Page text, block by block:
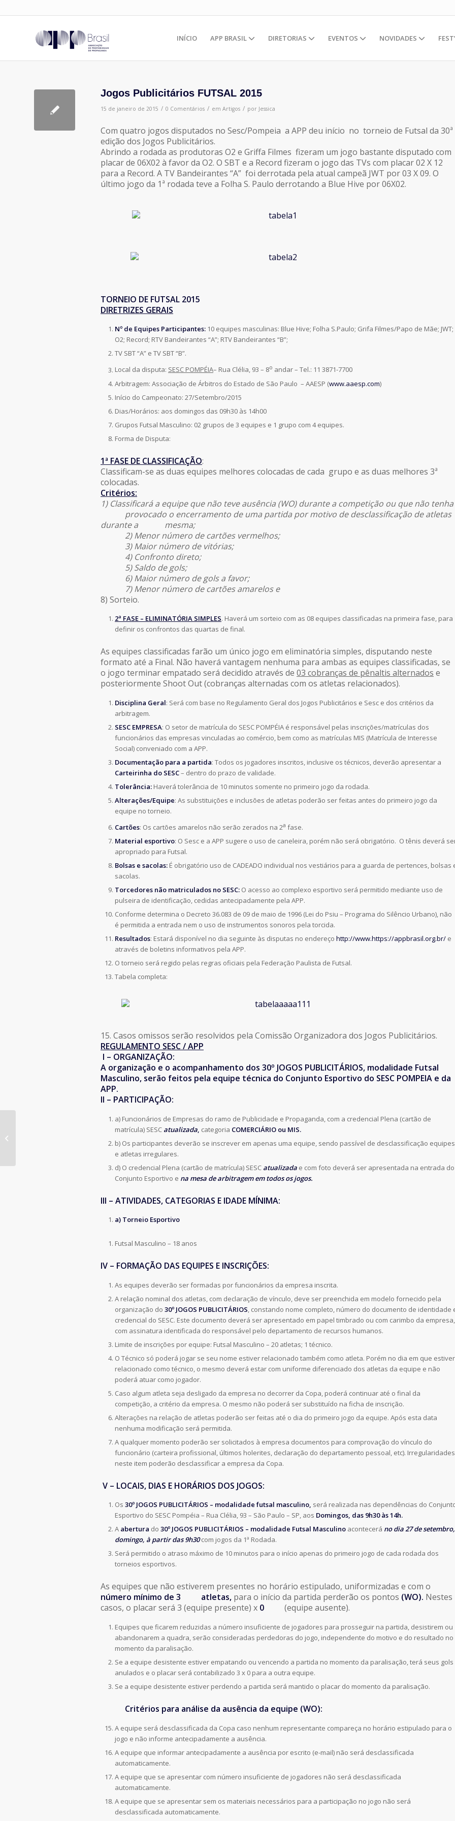
INÍCIO APP BRASIL DIRETORIAS EVENTOS NOVIDADES
Jogos Publicitários FUTSAL 2015
15 de janeiro de 2015 / 0 Comentários / em Artigos / por Jessica
Com quatro jogos disputados no Sesc/Pompeia a APP deu início no torneio de Futsal da 30ª
edição dos Jogos Publicitários.
Abrindo a rodada as produtoras O2 e Griffa Filmes fizeram um jogo bastante disputado com
placar de 06X02 à favor da O2. O SBT e a Record fizeram o jogo das TVs com placar 02 X 12
para a Record. A TV Bandeirantes “A” foi derrotada pela atual campeã JWT por 03 X 09. O
último jogo da 1ª rodada teve a Folha S. Paulo derrotando a Blue Hive por 06X02.
TORNEIO DE FUTSAL 2015
DIRETRIZES GERAIS
Nº de Equipes Participantes: 10 equipes masculinas: Blue Hive; Folha S.Paulo; Grifa Filmes/Papo de Mãe; JWT;
O2; Record; RTV Bandeirantes “A”; RTV Bandeirantes “B”;
TV SBT “A” e TV SBT “B”.
Local da disputa: SESC POMPÉIA– Rua Clélia, 93 – 8o andar – Tel.: 11 3871-7700
Arbitragem: Associação de Árbitros do Estado de São Paulo – AAESP (www.aaesp.com)
Início do Campeonato: 27/Setembro/2015
Dias/Horários: aos domingos das 09h30 às 14h00
Grupos Futsal Masculino: 02 grupos de 3 equipes e 1 grupo com 4 equipes.
Forma de Disputa:
1ª FASE DE CLASSIFICAÇÃO:
Classificam-se as duas equipes melhores colocadas de cada grupo e as duas melhores 3ª
colocadas.
Critérios:
1) Classificará a equipe que não teve ausência (WO) durante a competição ou que não tenha
provocado o encerramento de uma partida por motivo de desclassificação de atletas
durante a mesma;
2) Menor número de cartões vermelhos;
3) Maior número de vitórias;
4) Confronto direto;
5) Saldo de gols;
6) Maior número de gols a favor;
7) Menor número de cartões amarelos e
8) Sorteio.
2ª FASE – ELIMINATÓRIA SIMPLES. Haverá um sorteio com as 08 equipes classificadas na primeira fase, para
definir os confrontos das quartas de final.
As equipes classificadas farão um único jogo em eliminatória simples, disputando neste
formato até a Final. Não haverá vantagem nenhuma para ambas as equipes classificadas, se
o jogo terminar empatado será decidido através de 03 cobranças de pênaltis alternados e
posteriormente Shoot Out (cobranças alternadas com os atletas relacionados).
Disciplina Geral: Será com base no Regulamento Geral dos Jogos Publicitários e Sesc e dos critérios da
arbitragem.
SESC EMPRESA: O setor de matrícula do SESC POMPÉIA é responsável pelas inscrições/matrículas dos
funcionários das empresas vinculadas ao comércio, bem como as matrículas MIS (Matrícula de Interesse
Social) conveniado com a APP.
Documentação para a partida: Todos os jogadores inscritos, inclusive os técnicos, deverão apresentar a
Carteirinha do SESC– dentro do prazo de validade.
Tolerância: Haverá tolerância de 10 minutos somente no primeiro jogo da rodada.
Alterações/Equipe: As substituições e inclusões de atletas poderão ser feitas antes do primeiro jogo da
equipe no torneio.
Cartões: Os cartões amarelos não serão zerados na 2a fase.
Material esportivo: O Sesc e a APP sugere o uso de caneleira, porém não será obrigatório. O tênis deverá
apropriado para Futsal.
Bolsas e sacolas: É obrigatório uso de CADEADO individual nos vestiários para a guarda de pertences, bolsas
sacolas.
Torcedores não matriculados no SESC: O acesso ao complexo esportivo será permitido mediante uso de
pulseira de identificação, cedidas antecipadamente pela APP.
Conforme determina o Decreto 36.083 de 09 de maio de 1996 (Lei do Psiu – Programa do Silêncio Urbano), não
é permitida a entrada nem o uso de instrumentos sonoros pela torcida.
Resultados: Estará disponível no dia seguinte às disputas no endereço http://www.https://appbrasil.org.br/ e
através de boletins informativos pela APP.
O torneio será regido pelas regras oficiais pela Federação Paulista de Futsal.
Tabela completa:
15. Casos omissos serão resolvidos pela Comissão Organizadora dos Jogos Publicitários.
REGULAMENTO SESC / APP
I – ORGANIZAÇÃO:
A organização e o acompanhamento dos 30º JOGOS PUBLICITÁRIOS, modalidade Futsal
Masculino, serão feitos pela equipe técnica do Conjunto Esportivo do SESC POMPEIA e da
APP.
II – PARTICIPAÇÃO:
a) Funcionários de Empresas do ramo de Publicidade e Propaganda, com a credencial Plena (cartão de
matrícula) SESC atualizada, categoria COMERCIÁRIO ou MIS.
b) Os participantes deverão se inscrever em apenas uma equipe, sendo passível de desclassificação equipes
e atletas irregulares.
d) O credencial Plena (cartão de matrícula) SESC atualizada e com foto deverá ser apresentada na entrada do
Conjunto Esportivo e na mesa de arbitragem em todos os jogos.
III – ATIVIDADES, CATEGORIAS E IDADE MÍNIMA:
a) Torneio Esportivo
Futsal Masculino – 18 anos
IV – FORMAÇÃO DAS EQUIPES E INSCRIÇÕES:
As equipes deverão ser formadas por funcionários da empresa inscrita.
A relação nominal dos atletas, com declaração de vínculo, deve ser preenchida em modelo fornecido pela
organização do 30º JOGOS PUBLICITÁRIOS, constando nome completo, número do documento de identidade
credencial do SESC. Este documento deverá ser apresentado em papel timbrado ou com carimbo da empresa,
com assinatura identificada do responsável pelo departamento de recursos humanos.
Limite de inscrições por equipe: Futsal Masculino – 20 atletas; 1 técnico.
O Técnico só poderá jogar se seu nome estiver relacionado também como atleta. Porém no dia em que estiver
relacionado como técnico, o mesmo deverá estar com uniforme diferenciado dos atletas da equipe e não
poderá atuar como jogador.
Caso algum atleta seja desligado da empresa no decorrer da Copa, poderá continuar até o final da
competição, a critério da empresa. O mesmo não poderá ser substituído na ficha de inscrição.
Alterações na relação de atletas poderão ser feitas até o dia do primeiro jogo da equipe. Após esta data
nenhuma modificação será permitida.
A qualquer momento poderão ser solicitados à empresa documentos para comprovação do vínculo do
funcionário (carteira profissional, últimos holerites, declaração do departamento pessoal, etc). Irregularidades
neste item poderão desclassificar a empresa da Copa.
V – LOCAIS, DIAS E HORÁRIOS DOS JOGOS:
Os 30º JOGOS PUBLICITÁRIOS – modalidade futsal masculino, será realizada nas dependências do
Esportivo do SESC Pompéia – Rua Clélia, 93 – São Paulo – SP, aos Domingos, das 9h30 às 14h.
A abertura do 30º JOGOS PUBLICITÁRIOS – modalidade Futsal Masculino acontecerá no dia 27 de setembro,
domingo, à partir das 9h30 com jogos da 1ª Rodada.
Será permitido o atraso máximo de 10 minutos para o início apenas do primeiro jogo de cada rodada dos
torneios esportivos.
As equipes que não estiverem presentes no horário estipulado, uniformizadas e com o
número mínimo de 3 atletas, para o início da partida perderão os pontos (WO). Nestes
casos, o placar será 3 (equipe presente) x 0 (equipe ausente).
Equipes que ficarem reduzidas a número insuficiente de jogadores para prosseguir na partida, desistirem ou
abandonarem a quadra, serão consideradas perdedoras do jogo, independente do motivo e do resultado no
momento da paralisação.
Se a equipe desistente estiver empatando ou vencendo a partida no momento da paralisação, terá seus gols
anulados e o placar será contabilizado 3 x 0 para a outra equipe.
Se a equipe desistente estiver perdendo a partida será mantido o placar do momento da paralisação.
Critérios para análise da ausência da equipe (WO):
A equipe será desclassificada da Copa caso nenhum representante compareça no horário estipulado para o
jogo e não informe antecipadamente a ausência.
A equipe que informar antecipadamente a ausência por escrito (e-mail) não será desclassificada
automaticamente.
A equipe que se apresentar com número insuficiente de jogadores não será desclassificada
automaticamente.
A equipe que se apresentar sem os materiais necessários para a participação no jogo não será
desclassificada automaticamente.
Jogos Publicitários – Final do Futebol